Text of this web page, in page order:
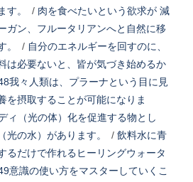
す。
/ 肉を食べたいという欲求が 減
ガン、フルータリアンへと自然に移
。
/ 自分のエネルギーを回すのに、
は必要ないと、皆が気づき始めるか
我々人類は、プラーナという目に見
を摂取することが可能になりま
ィ（光の体）化を促進する物とし
光の水）があります。
/ 飲料水に青
るだけで作れるヒーリングウォータ
意識の使い方をマスターしていくこ